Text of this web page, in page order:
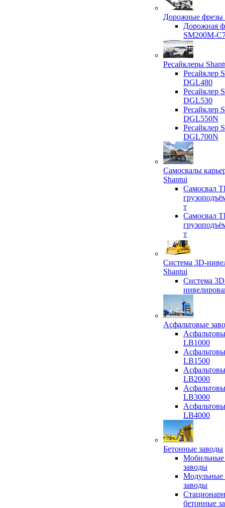
Дорожные фрезы
Дорожная
SM200M-
Ресайклеры
Ресайклер
DGL480
Ресайклер
DGL530
Ресайклер
DGL550N
Ресайклер
DGL700N
Самосвалы
Shantui
Самосвал
т
Самосвал
т
Система 3D-
Shantui
Система
Асфальтовые
LB1000
LB1500
LB2000
LB3000
LB4000
Бетонные заводы
Мобильные
заводы
Модульные
заводы
бетонные